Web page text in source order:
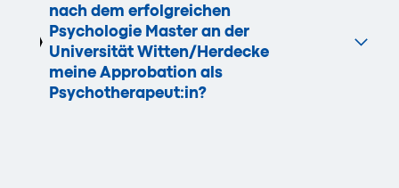
nach dem erfolgreichen
Psychologie Master an der
Universität Witten/Herdecke
meine Approbation als
Psychotherapeut:in?